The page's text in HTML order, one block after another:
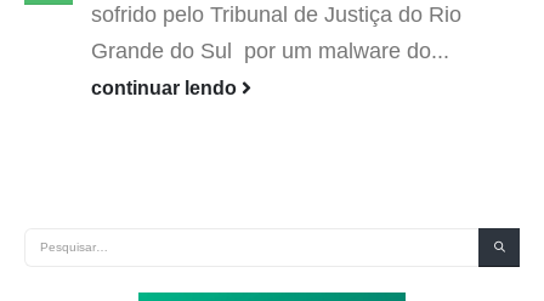
sofrido pelo Tribunal de Justiça do Rio
Grande do Sul por um malware do...
continuar lendo